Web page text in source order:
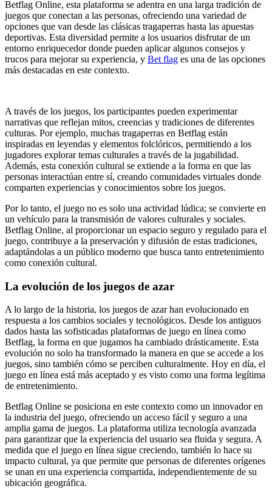
Betflag Online, esta plataforma se adentra en una larga tradición de
juegos que conectan a las personas, ofreciendo una variedad de
opciones que van desde las clásicas tragaperras hasta las apuestas
deportivas. Esta diversidad permite a los usuarios disfrutar de un
entorno enriquecedor donde pueden aplicar algunos consejos y
trucos para mejorar su experiencia, y Bet flag es una de las opciones
más destacadas en este contexto.
A través de los juegos, los participantes pueden experimentar
narrativas que reflejan mitos, creencias y tradiciones de diferentes
culturas. Por ejemplo, muchas tragaperras en Betflag están
inspiradas en leyendas y elementos folclóricos, permitiendo a los
jugadores explorar temas culturales a través de la jugabilidad.
Además, esta conexión cultural se extiende a la forma en que las
personas interactúan entre sí, creando comunidades virtuales donde
comparten experiencias y conocimientos sobre los juegos.
Por lo tanto, el juego no es solo una actividad lúdica; se convierte en
un vehículo para la transmisión de valores culturales y sociales.
Betflag Online, al proporcionar un espacio seguro y regulado para el
juego, contribuye a la preservación y difusión de estas tradiciones,
adaptándolas a un público moderno que busca tanto entretenimiento
como conexión cultural.
La evolución de los juegos de azar
A lo largo de la historia, los juegos de azar han evolucionado en
respuesta a los cambios sociales y tecnológicos. Desde los antiguos
dados hasta las sofisticadas plataformas de juego en línea como
Betflag, la forma en que jugamos ha cambiado drásticamente. Esta
evolución no solo ha transformado la manera en que se accede a los
juegos, sino también cómo se perciben culturalmente. Hoy en día, el
juego en línea está más aceptado y es visto como una forma legítima
de entretenimiento.
Betflag Online se posiciona en este contexto como un innovador en
la industria del juego, ofreciendo un acceso fácil y seguro a una
amplia gama de juegos. La plataforma utiliza tecnología avanzada
para garantizar que la experiencia del usuario sea fluida y segura. A
medida que el juego en línea sigue creciendo, también lo hace su
impacto cultural, ya que permite que personas de diferentes orígenes
se unan en una experiencia compartida, independientemente de su
ubicación geográfica.